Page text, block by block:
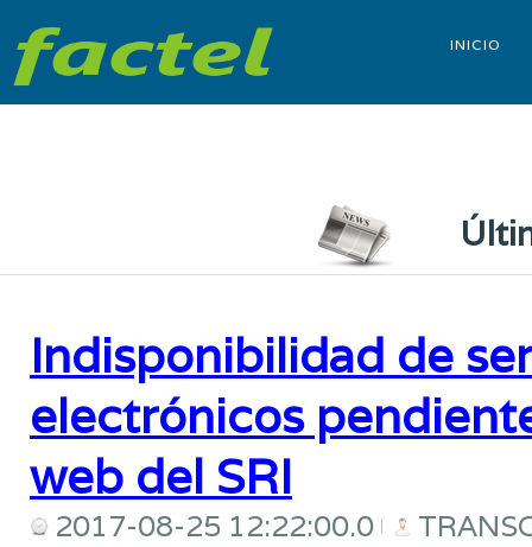
INICIO
Indisponibilidad de
electrónicos
web del SRI
2017-08-25 12:22:00.0